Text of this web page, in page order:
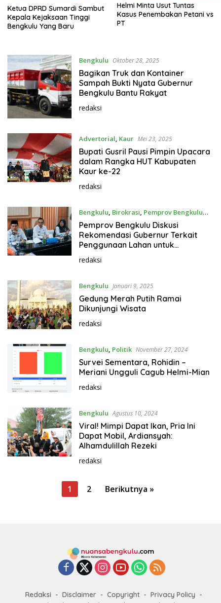
Ketua DPRD Sumardi Sambut
Kepala Kejaksaan Tinggi
Bengkulu Yang Baru
Helmi Minta Usut Tuntas
Kasus Penembakan Petani vs
PT
Bengkulu Oktober 28, 2025
Bagikan Truk dan Kontainer
Sampah Bukti Nyata Gubernur
Bengkulu Bantu Rakyat
redaksi
Advertorial, Kaur Mei 23, 2025
Bupati Gusril Pausi Pimpin Upacara
dalam Rangka HUT Kabupaten
Kaur ke-22
redaksi
Bengkulu, Birokrasi, Pemprov Bengkulu
April 10, 2025
Pemprov Bengkulu Diskusi
Rekomendasi Gubernur Terkait
Penggunaan Lahan untuk
Pertambangan Emas
redaksi
Bengkulu Januari 9, 2025
Gedung Merah Putih Ramai
Dikunjungi Wisata
redaksi
Bengkulu, Politik November 27, 2024
Survei Sementara, Rohidin –
Meriani Ungguli Cagub Helmi-Mian
redaksi
Bengkulu Agustus 10, 2024
Viral! Mimpi Dapat Ikan, Pria Ini
Dapat Mobil, Ardiansyah:
Alhamdulillah Rezeki
redaksi
1 2 Berikutnya »
Redaksi Disclaimer Copyright
Privacy Policy